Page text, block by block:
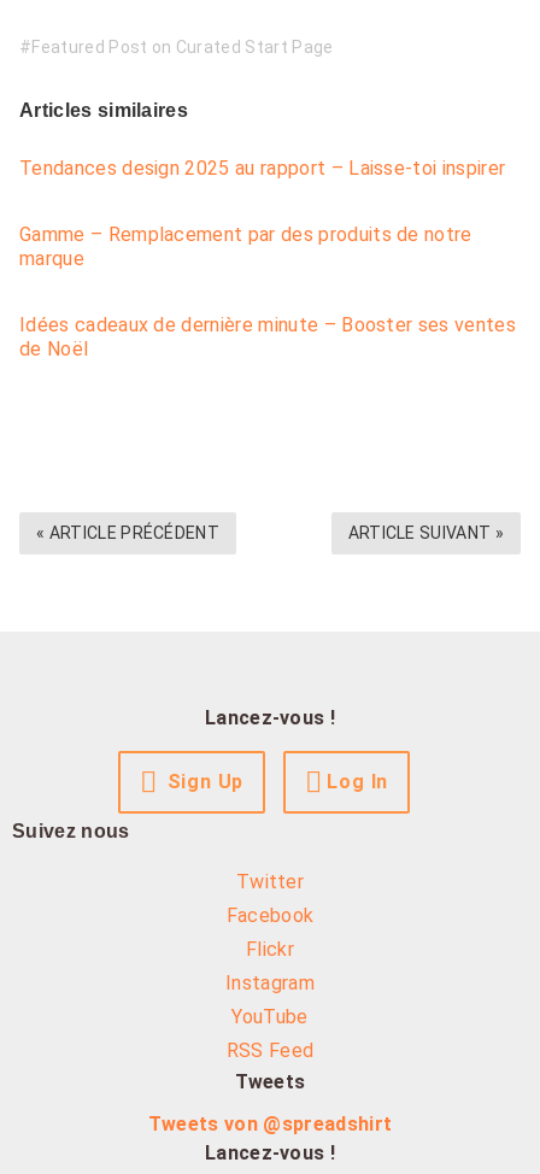
Featured Post on Curated Start Page
Articles similaires
Tendances design 2025 au rapport – Laisse-toi inspirer
Gamme – Remplacement par des produits de notre
marque
Idées cadeaux de dernière minute – Booster ses ventes
de Noël
ARTICLE SUIVANT »
« ARTICLE PRÉCÉDENT
Lancez-vous !
Sign Up Log In
Suivez nous
Twitter
Facebook
Flickr
Instagram
YouTube
RSS Feed
Tweets
Tweets von @spreadshirt
Lancez-vous !